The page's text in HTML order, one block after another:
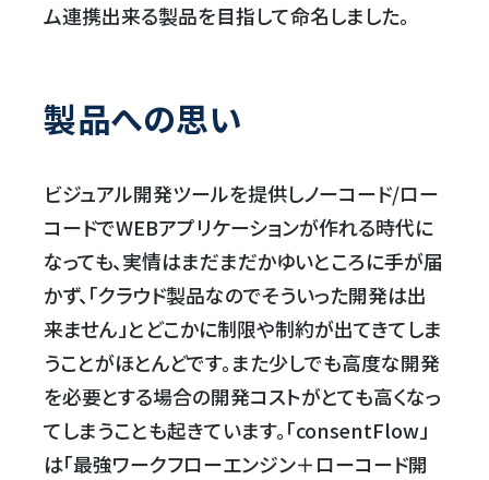
ム連携出来る製品を目指して命名しました。
製品への思い
ビジュアル開発ツールを提供しノーコード/ロー
コードでWEBアプリケーションが作れる時代に
なっても、実情はまだまだかゆいところに手が届
かず、「クラウド製品なのでそういった開発は出
来ません」とどこかに制限や制約が出てきてしま
うことがほとんどです。また少しでも高度な開発
を必要とする場合の開発コストがとても高くなっ
てしまうことも起きています。「consentFlow」
は「最強ワークフローエンジン＋ローコード開